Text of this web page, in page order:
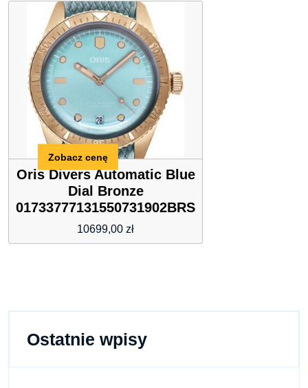
BLING
YOUTH
Oris Divers Automatic Blue
Dial Bronze
01733777131550731902BRS
10699,00 zł
Zobacz cenę
Ostatnie wpisy